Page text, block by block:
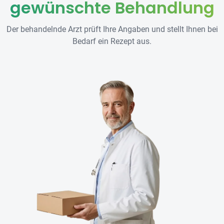
gewünschte Behandlung
Der behandelnde Arzt prüft Ihre Angaben und stellt Ihnen bei
Bedarf ein Rezept aus.